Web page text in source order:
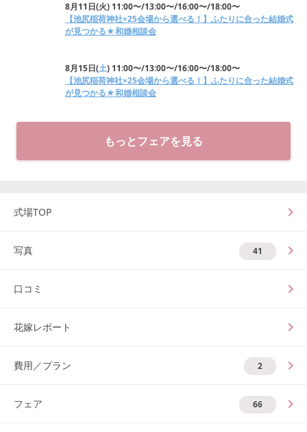
8月11日(火) 11:00〜/13:00〜/16:00〜/18:00〜
【池尻稲荷神社×25会場から選べる！】ふたりに合った結婚式
が見つかる★和婚相談会
8月15日(土) 11:00〜/13:00〜/16:00〜/18:00〜
【池尻稲荷神社×25会場から選べる！】ふたりに合った結婚式
が見つかる★和婚相談会
もっとフェアを見る
式場TOP
写真 41
口コミ
花嫁レポート
費用／プラン 2
フェア 66